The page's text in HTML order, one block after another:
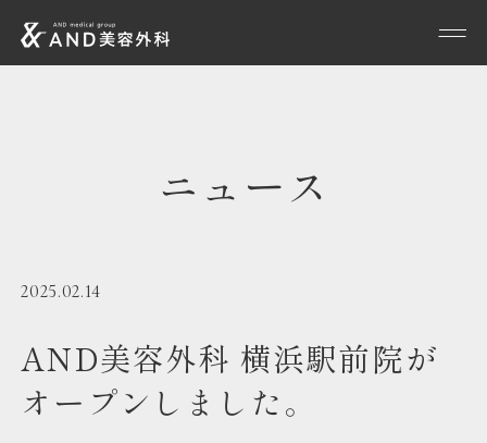
ニュース
2025.02.14
AND美容外科 横浜駅前院が
オープンしました。